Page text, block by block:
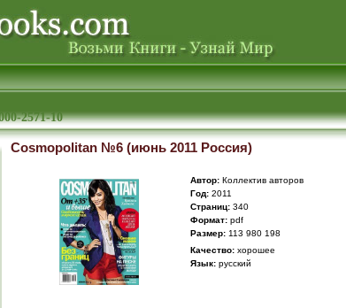
2571-10
Cosmopolitan №6 (июнь 2011 Россия)
Автор: Коллектив авторов
Год: 2011
Cтраниц: 340
Формат: pdf
Размер: 113 980 198
Качество: хорошее
Язык: русский